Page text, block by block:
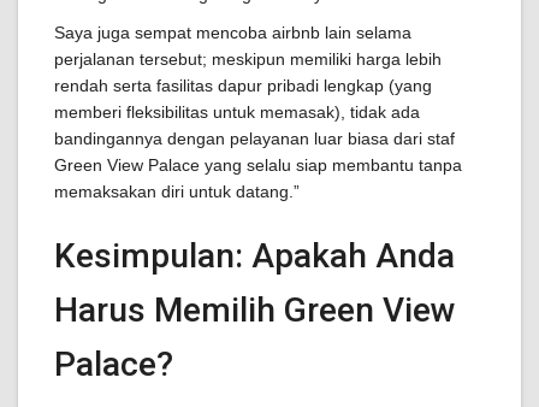
Saya juga sempat mencoba airbnb lain selama
perjalanan tersebut; meskipun memiliki harga lebih
rendah serta fasilitas dapur pribadi lengkap (yang
memberi fleksibilitas untuk memasak), tidak ada
bandingannya dengan pelayanan luar biasa dari staf
Green View Palace yang selalu siap membantu tanpa
memaksakan diri untuk datang.”
Kesimpulan: Apakah Anda
Harus Memilih Green View
Palace?